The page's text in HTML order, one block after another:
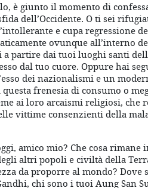
è giunto il momento di
dell’Occidente. O ti sei
e cupa regressione
ovunque all’interno
partire dai tuoi luoghi santi
dal tuo cuore. Oppure hai
dei nazionalismi e un
frenesia di consumo o
ai loro arcaismi religiosi, che
vittime consenzienti della
amico mio? Che cosa rimane
altri popoli e civiltà della
da proporre al mondo?
chi sono i tuoi Aung San